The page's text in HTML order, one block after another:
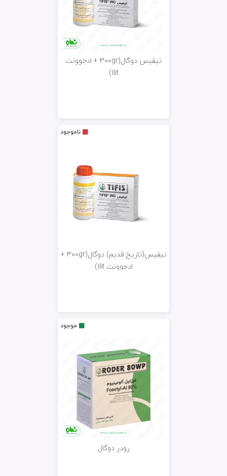
تیفیس دوگال(300gr + ادجوونت
1lit)
ناموجود
تیفیس(تاریخ قدیم) دوگال(300gr +
ادجوونت 1lit)
موجود
رودر دوگال